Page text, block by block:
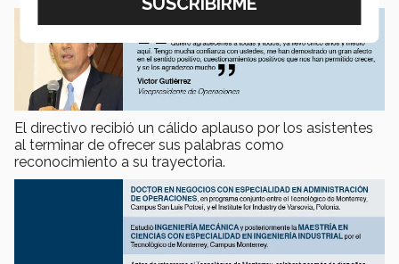
El directivo recibió un cálido aplauso por los asistentes
al terminar de ofrecer sus palabras como
reconocimiento a su trayectoria.